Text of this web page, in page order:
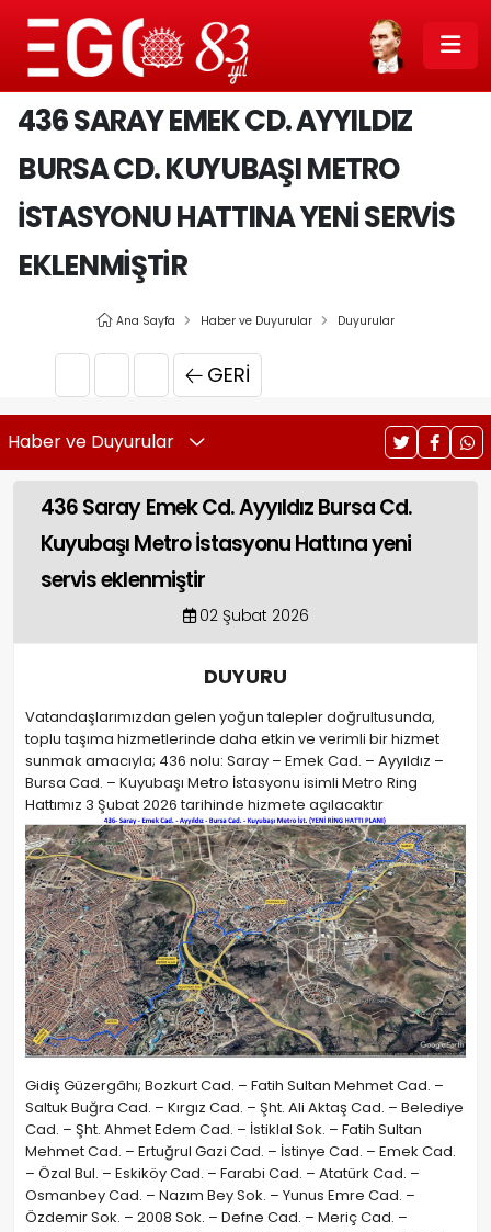
436 SARAY EMEK CD. AYYILDIZ
BURSA CD. KUYUBAŞI METRO
İSTASYONU HATTINA YENI SERVIS
EKLENMIŞTIR
Ana Sayfa Haber ve Duyurular Duyurular
GERI
Haber ve Duyurular
436 Saray Emek Cd. Ayyıldız Bursa Cd.
Kuyubaşı Metro İstasyonu Hattına yeni
servis eklenmiştir
02 Şubat 2026
DUYURU
Vatandaşlarımızdan gelen yoğun talepler doğrultusunda,
toplu taşıma hizmetlerinde daha etkin ve verimli bir hizmet
sunmak amacıyla; 436 nolu: Saray – Emek Cad. – Ayyıldız –
Bursa Cad. – Kuyubaşı Metro İstasyonu isimli Metro Ring
Hattımız 3 Şubat 2026 tarihinde hizmete açılacaktır
Gidiş Güzergâhı; Bozkurt Cad. – Fatih Sultan Mehmet Cad. –
Saltuk Buğra Cad. – Kırgız Cad. – Şht. Ali Aktaş Cad. – Belediye
Cad. – Şht. Ahmet Edem Cad. – İstiklal Sok. – Fatih Sultan
Mehmet Cad. – Ertuğrul Gazi Cad. – İstinye Cad. – Emek Cad.
– Özal Bul. – Eskiköy Cad. – Farabi Cad. – Atatürk Cad. –
Osmanbey Cad. – Nazım Bey Sok. – Yunus Emre Cad. –
Özdemir Sok. – 2008 Sok. – Defne Cad. – Meriç Cad. –